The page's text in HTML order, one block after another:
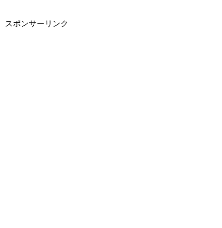
スポンサーリンク